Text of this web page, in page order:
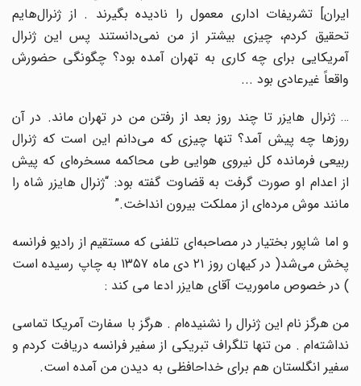
ایران] تشریفات اداری معمول را نادیده بگیرند . از ژنرال‌هایم
تحقیق کردم، چیزی بیشتر از من نمی‌دانستند پس این ژنرال
آمریکایی برای چه کاری به تهران آمده بود؟ چگونگی حضورش
واقعاً غیرعادی بود ...
… ژنرال هایزر تا چند روز بعد از رفتن من در تهران ماند. در آن
روزها چه پیش آمد؟ تنها چیزی که می‌دانم این است که ژنرال
ربیعی فرمانده کل نیروی هوایی طی محاکمه مسخره‌ای که پیش
از اعدام او صورت گرفت به قضاوت گفته بود: “ژنرال هایزر شاه را
مانند موش مرده‌ای از مملکت بیرون انداخت.”
و اما شاپور بختیار در مصاحبه‌ای تلفنی که مستقیم از رادیو فرانسه
پخش می‌شد( در کیهان روز ۲۱ دی ماه ۱۳۵۷ به چاپ رسیده است
) در خصوص ماموریت آقای هایزر ادعا می کند :
من هرگز نام این ژنرال را نشنیده‌ام . هرگز با سفارت آمریکا تماسی
نداشته‌ام . من تنها تلگراف تبریکی از سفیر فرانسه دریافت کردم و
سفیر انگلستان هم برای خداحافظی به دیدن من آمده است.